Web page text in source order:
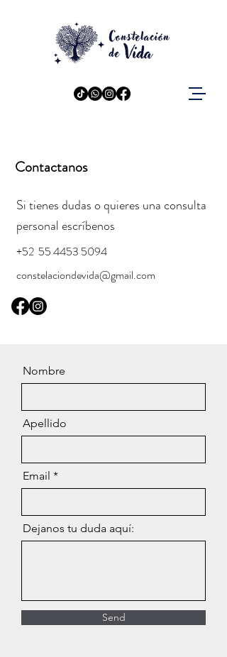
Contactanos
Si tienes dudas o quieres una consulta
personal escríbenos
+52 55 4453 5094
constelaciondevida@gmail.com
Nombre
Apellido
Email
Dejanos tu duda aquí:
Send